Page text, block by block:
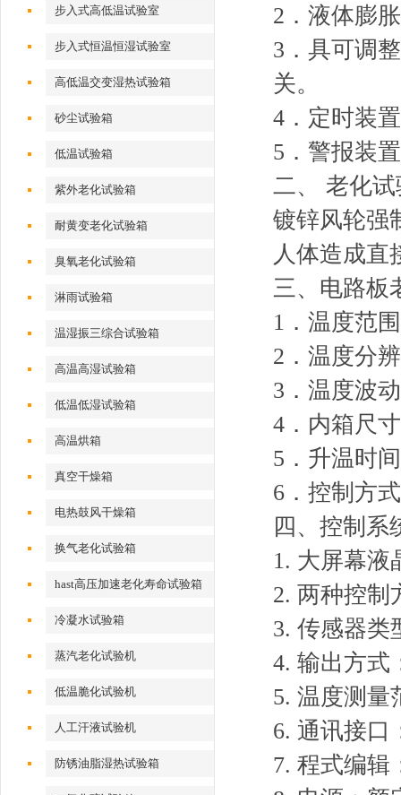
步入式高低温试验室
步入式恒温恒湿试验室
高低温交变湿热试验箱
砂尘试验箱
低温试验箱
紫外老化试验箱
耐黄变老化试验箱
臭氧老化试验箱
淋雨试验箱
温湿振三综合试验箱
高温高湿试验箱
低温低湿试验箱
高温烘箱
真空干燥箱
电热鼓风干燥箱
换气老化试验箱
hast高压加速老化寿命试验箱
冷凝水试验箱
蒸汽老化试验机
低温脆化试验机
人工汗液试验机
防锈油脂湿热试验箱
2．液体膨
3．具可调
4．定时装
5．警报装
二、 老化
镀锌风轮强
人体造成直
三、电路板
1．温度范
2．温度分
3．
4．内箱尺
5．升温时
6．控制方
四、 控制系
1. 大屏幕液
2. 两种控制
3. 传感器类
4. 输出方式
5. 温度测
6. 通讯接口
7. 程式编辑